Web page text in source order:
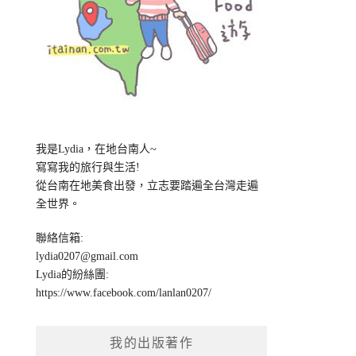
我是Lydia，在地台南人~
寫寫我的旅行與生活!
從台南在地美食出發，立志要踏遍全台灣走遍
全世界。
聯絡信箱:
lydia0207@gmail.com
Lydia的紛絲團:
https://www.facebook.com/lanlan0207/
我的出版著作